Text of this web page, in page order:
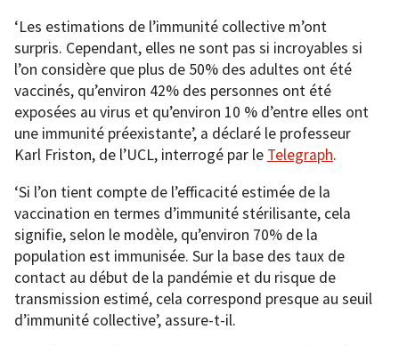
‘Les estimations de l’immunité collective m’ont
surpris. Cependant, elles ne sont pas si incroyables si
l’on considère que plus de 50% des adultes ont été
vaccinés, qu’environ 42% des personnes ont été
exposées au virus et qu’environ 10 % d’entre elles ont
une immunité préexistante’, a déclaré le professeur
Karl Friston, de l’UCL, interrogé par le Telegraph.
‘Si l’on tient compte de l’efficacité estimée de la
vaccination en termes d’immunité stérilisante, cela
signifie, selon le modèle, qu’environ 70% de la
population est immunisée. Sur la base des taux de
contact au début de la pandémie et du risque de
transmission estimé, cela correspond presque au seuil
d’immunité collective’, assure-t-il.